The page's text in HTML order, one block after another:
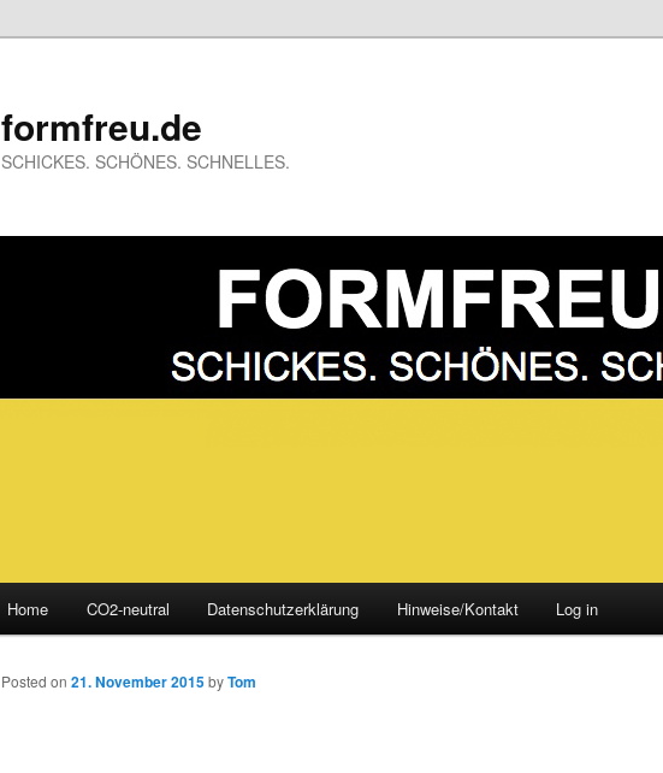
formfreu.de
SCHICKES. SCHÖNES. SCHNELLES.
Skip
to
Home CO2-neutral Datenschutzerklärung Hinweise/Kontakt Log in
Posted on 21. November 2015byTom